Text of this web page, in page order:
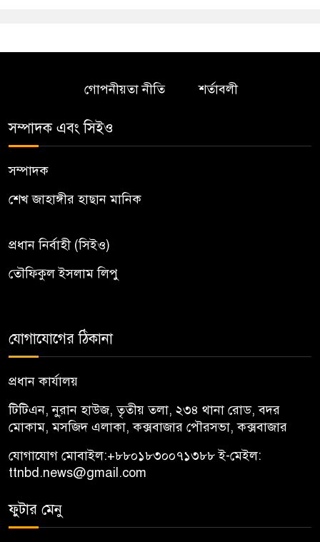
গোপনীয়তা নীতি শর্তাবলী
সম্পাদক এবং সিইও
সম্পাদক
শেখ জাহাঙ্গীর হাছান মানিক
প্রধান নির্বাহী (সিইও)
তৌফিকুল ইসলাম লিপু
যোগাযোগের ঠিকানা
প্রধান কার্যালয়
টিটিএন, নু্রান হাউজ, তৃতীয় তলা, ২৩৪ থানা রোড, বদর
মোকাম, মসজিদ এলাকা, কক্সবাজার পৌরসভা, কক্সবাজার
যোগাযোগ মোবাইল:+৮৮০১৮৩০০৭১৩৮৮ই-মেইল:
ttnbd.news@gmail.com
ফুটার মেনু